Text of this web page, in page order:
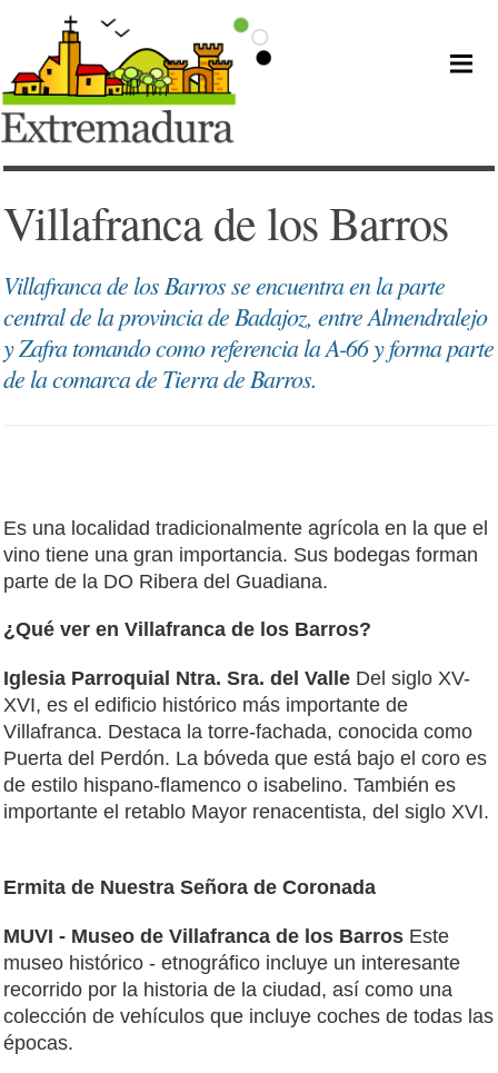
Villafranca de los Barros
Villafranca de los Barros se encuentra en la parte
central de la provincia de Badajoz, entre Almendralejo
y Zafra tomando como referencia la A-66 y forma parte
de la comarca de Tierra de Barros.
Es una localidad tradicionalmente agrícola en la que el
vino tiene una gran importancia. Sus bodegas forman
parte de la DO Ribera del Guadiana.
¿Qué ver en Villafranca de los Barros?
Iglesia Parroquial Ntra. Sra. del Valle Del siglo XV-
XVI, es el edificio histórico más importante de
Villafranca. Destaca la torre-fachada, conocida como
Puerta del Perdón. La bóveda que está bajo el coro es
de estilo hispano-flamenco o isabelino. También es
importante el retablo Mayor renacentista, del siglo XVI.
Ermita de Nuestra Señora de Coronada
MUVI - Museo de Villafranca de los Barros Este
museo histórico - etnográfico incluye un interesante
recorrido por la historia de la ciudad, así como una
colección de vehículos que incluye coches de todas las
épocas.